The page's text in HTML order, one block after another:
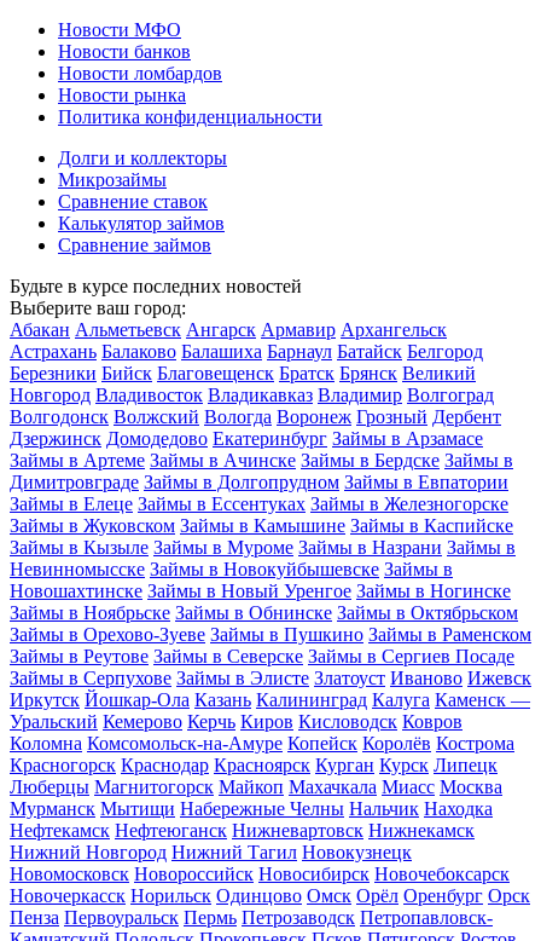
Новости МФО
Новости банков
Новости ломбардов
Новости рынка
Политика конфиденциальности
Долги и коллекторы
Микрозаймы
Сравнение ставок
Калькулятор займов
Сравнение займов
Будьте в курсе последних новостей
Выберите ваш город:
Абакан Альметьевск Ангарск Армавир Архангельск
Астрахань Балаково Балашиха Барнаул Батайск Белгород
Березники Бийск Благовещенск Братск Брянск Великий
Новгород Владивосток Владикавказ Владимир Волгоград
Волгодонск Волжский Вологда Воронеж Грозный Дербент
Дзержинск Домодедово Екатеринбург Займы в Арзамасе
Займы в Артеме Займы в Ачинске Займы в Бердске Займы в
Димитровграде Займы в Долгопрудном Займы в Евпатории
Займы в Елеце Займы в Ессентуках Займы в Железногорске
Займы в Жуковском Займы в Камышине Займы в Каспийске
Займы в Кызыле Займы в Муроме Займы в Назрани Займы в
Невинномысске Займы в Новокуйбышевске Займы в
Новошахтинске Займы в Новый Уренгое Займы в Ногинске
Займы в Ноябрьске Займы в Обнинске Займы в Октябрьском
Займы в Орехово-Зуеве Займы в Пушкино Займы в Раменском
Займы в Реутове Займы в Северске Займы в Сергиев Посаде
Займы в Серпухове Займы в Элисте Златоуст Иваново Ижевск
Иркутск Йошкар-Ола Казань Калининград Калуга Каменск —
Уральский Кемерово Керчь Киров Кисловодск Ковров
Коломна Комсомольск-на-Амуре Копейск Королёв Кострома
Красногорск Краснодар Красноярск Курган Курск Липецк
Люберцы Магнитогорск Майкоп Махачкала Миасс Москва
Мурманск Мытищи Набережные Челны Нальчик Находка
Нефтекамск Нефтеюганск Нижневартовск Нижнекамск
Нижний Новгород Нижний Тагил Новокузнецк
Новомосковск Новороссийск Новосибирск Новочебоксарск
Новочеркасск Норильск Одинцово Омск Орёл Оренбург Орск
Пенза Первоуральск Пермь Петрозаводск Петропавловск-